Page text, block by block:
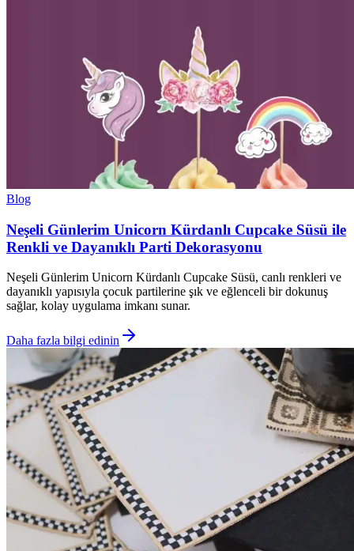
Blog
Neşeli Günlerim Unicorn Kürdanlı Cupcake Süsü ile
Renkli ve Dayanıklı Parti Dekorasyonu
Neşeli Günlerim Unicorn Kürdanlı Cupcake Süsü, canlı renkleri ve
dayanıklı yapısıyla çocuk partilerine şık ve eğlenceli bir dokunuş
sağlar, kolay uygulama imkanı sunar.
Daha fazla bilgi edinin